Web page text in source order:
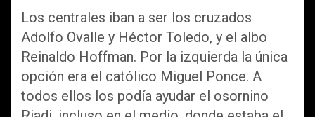
Los centrales iban a ser los cruzados
Adolfo Ovalle y Héctor Toledo, y el albo
Reinaldo Hoffman. Por la izquierda la única
opción era el católico Miguel Ponce. A
todos ellos los podía ayudar el osornino